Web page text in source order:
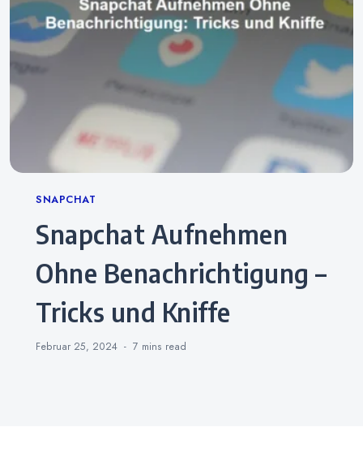
Categories
SNAPCHAT
Snapchat Aufnehmen
Ohne Benachrichtigung –
Tricks und Kniffe
Februar 25, 2024 7 mins read